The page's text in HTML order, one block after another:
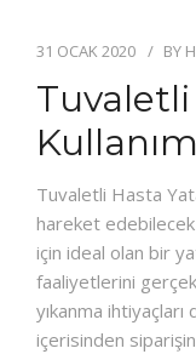
KIRALIK
BLOG
İLETIŞIM
31 OCAK 2020 BY
Tuvaletli
Tuvaletli Hasta
hareket
için ideal olan bir
faaliyetlerini
yıkanma
içerisinden